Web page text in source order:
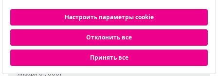
января 01, 0001
РЕЗЕРВИРОВАНИЕ